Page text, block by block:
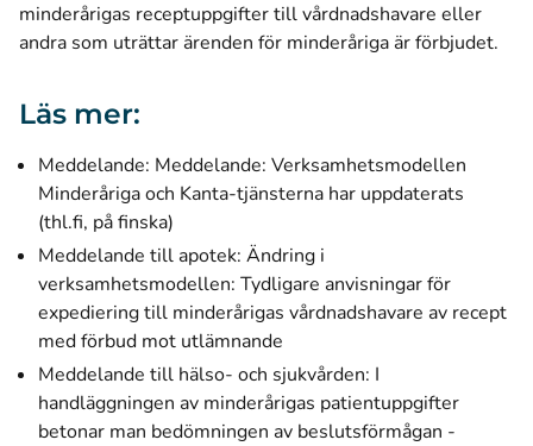
minderårigas receptuppgifter till vårdnadshavare eller
andra som uträttar ärenden för minderåriga är förbjudet.
Läs mer:
Meddelande: Meddelande: Verksamhetsmodellen
Minderåriga och Kanta-tjänsterna har uppdaterats
(thl.fi, på finska)
Meddelande till apotek: Ändring i
verksamhetsmodellen: Tydligare anvisningar för
expediering till minderårigas vårdnadshavare av recept
med förbud mot utlämnande
Meddelande till hälso- och sjukvården: I
handläggningen av minderårigas patientuppgifter
betonar man bedömningen av beslutsförmågan -